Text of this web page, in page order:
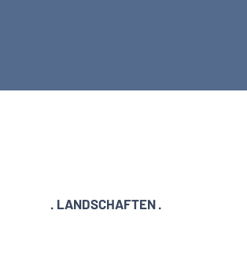
. LANDSCHAFTEN .